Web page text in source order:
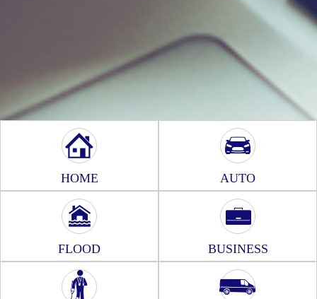
HOME AUTO
FLOOD BUSINESS